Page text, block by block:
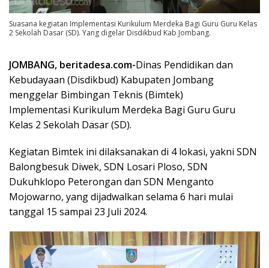
Suasana kegiatan Implementasi Kurikulum Merdeka Bagi Guru Guru Kelas
2 Sekolah Dasar (SD). Yang digelar Disdikbud Kab Jombang.
JOMBANG, beritadesa.com-Dinas Pendidikan dan
Kebudayaan (Disdikbud) Kabupaten Jombang
menggelar Bimbingan Teknis (Bimtek)
Implementasi Kurikulum Merdeka Bagi Guru Guru
Kelas 2 Sekolah Dasar (SD).
Kegiatan Bimtek ini dilaksanakan di 4 lokasi, yakni SDN
Balongbesuk Diwek, SDN Losari Ploso, SDN
Dukuhklopo Peterongan dan SDN Menganto
Mojowarno, yang dijadwalkan selama 6 hari mulai
tanggal 15 sampai 23 Juli 2024.